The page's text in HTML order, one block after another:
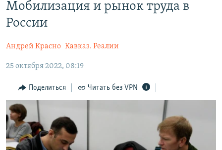
содержанию
Вернутся
главной
навигации
Вернутся
поиску
11 ЛЕТ ОККУПАЦИИ КРЫМА. 11 ИСТОРИЙ СОПРОТИВЛЕНИЯ
ВОДА
ЕЩЕ
ИНТЕРАКТИВ
ИНФОГРАФИКА
ТЕЛЕПРОЕКТ КРЫМ.РЕАЛИИ
СОВЕТЫ ПРАВОЗАЩИТНИКОВ
ПРОПАВШИЕ БЕЗ ВЕСТИ
РАДІО СВОБОДА
КАК ОБОЙТИ БЛОКИРОВКУ
Українською
Qırımtatar
Мобилизация и рынок труда в
России
Андрей Красно Кавказ. Реалии
25 октября 2022, 08:19
Поделиться Читать без VPN